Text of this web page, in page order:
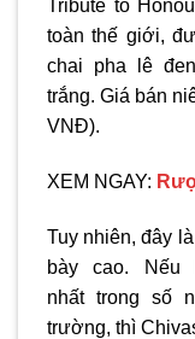
Tribute to
toàn thế giới,
chai pha lê
trắng. Giá bán
VNĐ).
XEM NGAY:
Tuy nhiên, đây
bày cao. Nếu
nhất trong số
trường, thì